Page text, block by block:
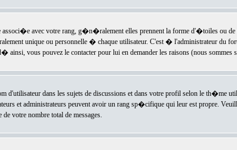
avec votre rang, g�n�ralement elles prennent la forme d'�toiles ou de
unique ou personnelle � chaque utilisateur. C'est � l'administrateur du
vous pouvez le contacter pour lui en demander les raisons (nous
dans les sujets de discussions et dans votre profil selon le th�me
et administrateurs peuvent avoir un rang sp�cifique qui leur est propre.
votre nombre total de messages.